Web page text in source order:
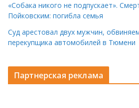
«Собака никого не подпускает».
Пойковским: погибла семья
Суд арестовал двух мужчин,
перекупщика автомобилей в Тюмени
Партнерская реклама